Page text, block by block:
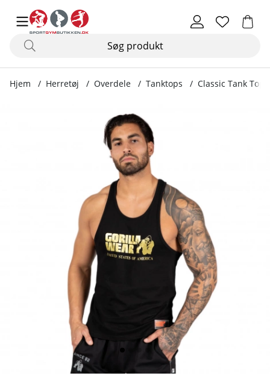
Hjem Herretøj Overdele Tanktops Classic Tank
Produktbilleder Classic Tank Top, black/gold